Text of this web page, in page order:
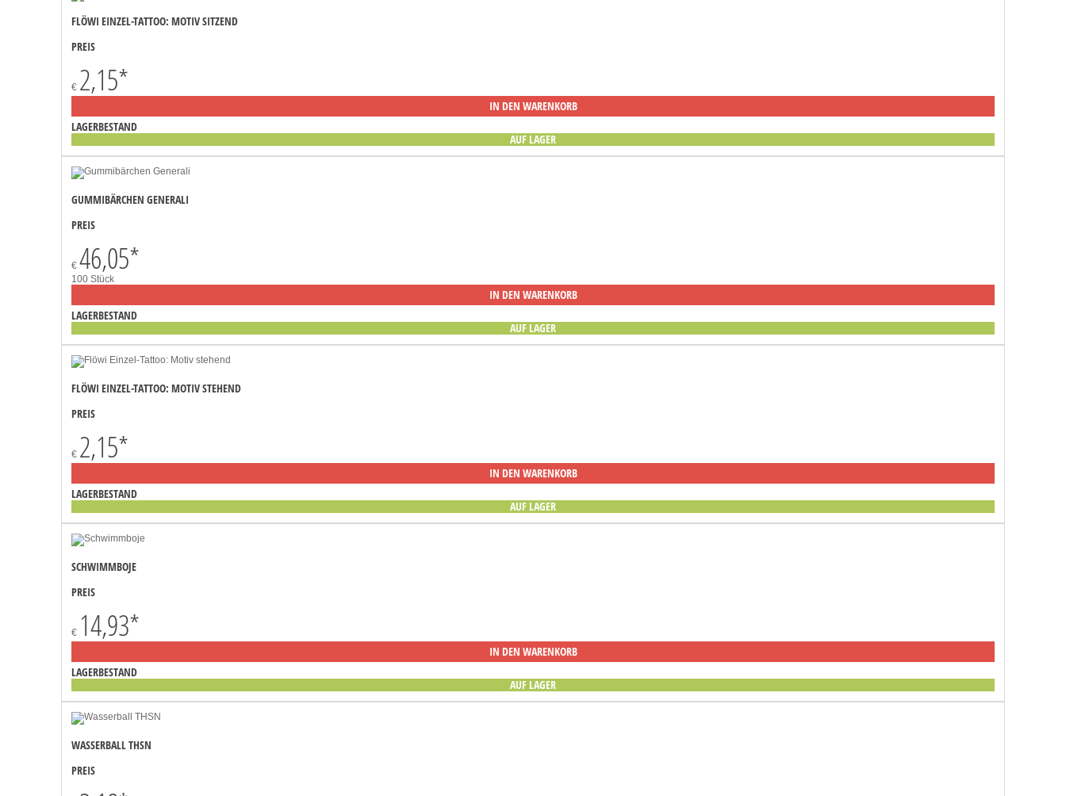
FLÖWI EINZEL-TATTOO: MOTIV SITZEND
PREIS
€ 2,15*
IN DEN WARENKORB
LAGERBESTAND
AUF LAGER
GUMMIBÄRCHEN GENERALI
PREIS
€ 46,05*
100 Stück
IN DEN WARENKORB
LAGERBESTAND
AUF LAGER
FLÖWI EINZEL-TATTOO: MOTIV STEHEND
PREIS
€ 2,15*
IN DEN WARENKORB
LAGERBESTAND
AUF LAGER
SCHWIMMBOJE
PREIS
€ 14,93*
IN DEN WARENKORB
LAGERBESTAND
AUF LAGER
WASSERBALL THSN
PREIS